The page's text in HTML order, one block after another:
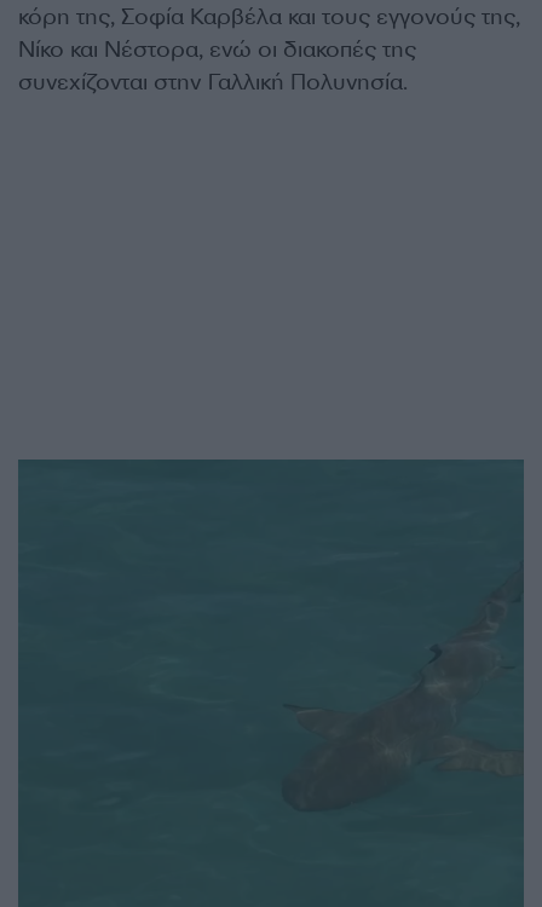
κόρη της, Σοφία Καρβέλα και τους εγγονούς της,
Νίκο και Νέστορα, ενώ οι διακοπές της
συνεχίζονται στην Γαλλική Πολυνησία.